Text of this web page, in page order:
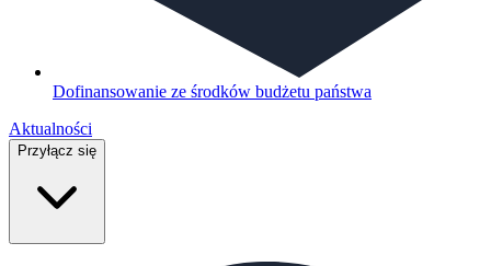
Dofinansowanie ze środków budżetu państwa
Aktualności
Przyłącz się